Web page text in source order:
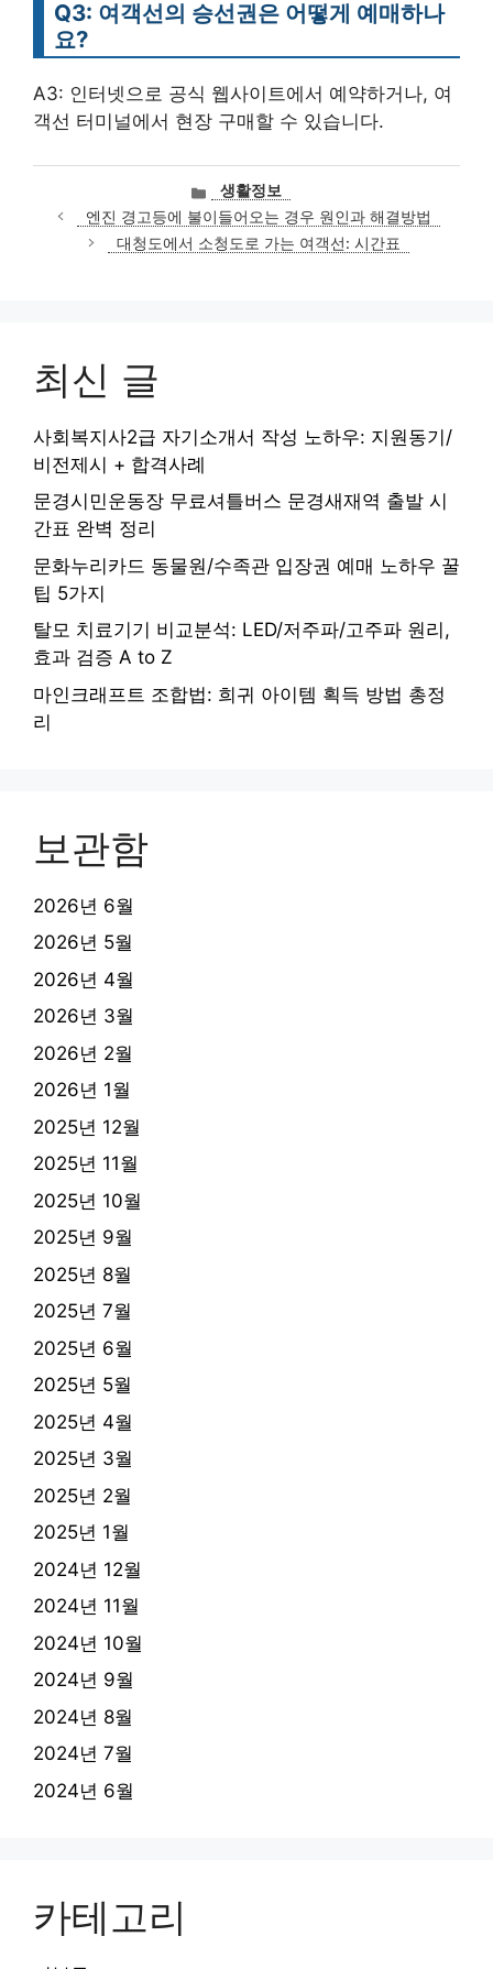
Q3: 여객선의 승선권은 어떻게 예매하나
요?
A3: 인터넷으로 공식 웹사이트에서 예약하거나, 여
객선 터미널에서 현장 구매할 수 있습니다.
카
테
고
리
생활정보
엔진 경고등에 불이들어오는 경우 원인과 해결방법
대청도에서 소청도로 가는 여객선: 시간표
최신 글
사회복지사2급 자기소개서 작성 노하우: 지원동기/
비전제시 + 합격사례
문경시민운동장 무료셔틀버스 문경새재역 출발 시
간표 완벽 정리
문화누리카드 동물원/수족관 입장권 예매 노하우 꿀
팁 5가지
탈모 치료기기 비교분석: LED/저주파/고주파 원리,
효과 검증 A to Z
마인크래프트 조합법: 희귀 아이템 획득 방법 총정
리
보관함
2026년 6월
2026년 5월
2026년 4월
2026년 3월
2026년 2월
2026년 1월
2025년 12월
2025년 11월
2025년 10월
2025년 9월
2025년 8월
2025년 7월
2025년 6월
2025년 5월
2025년 4월
2025년 3월
2025년 2월
2025년 1월
2024년 12월
2024년 11월
2024년 10월
2024년 9월
2024년 8월
2024년 7월
2024년 6월
카테고리